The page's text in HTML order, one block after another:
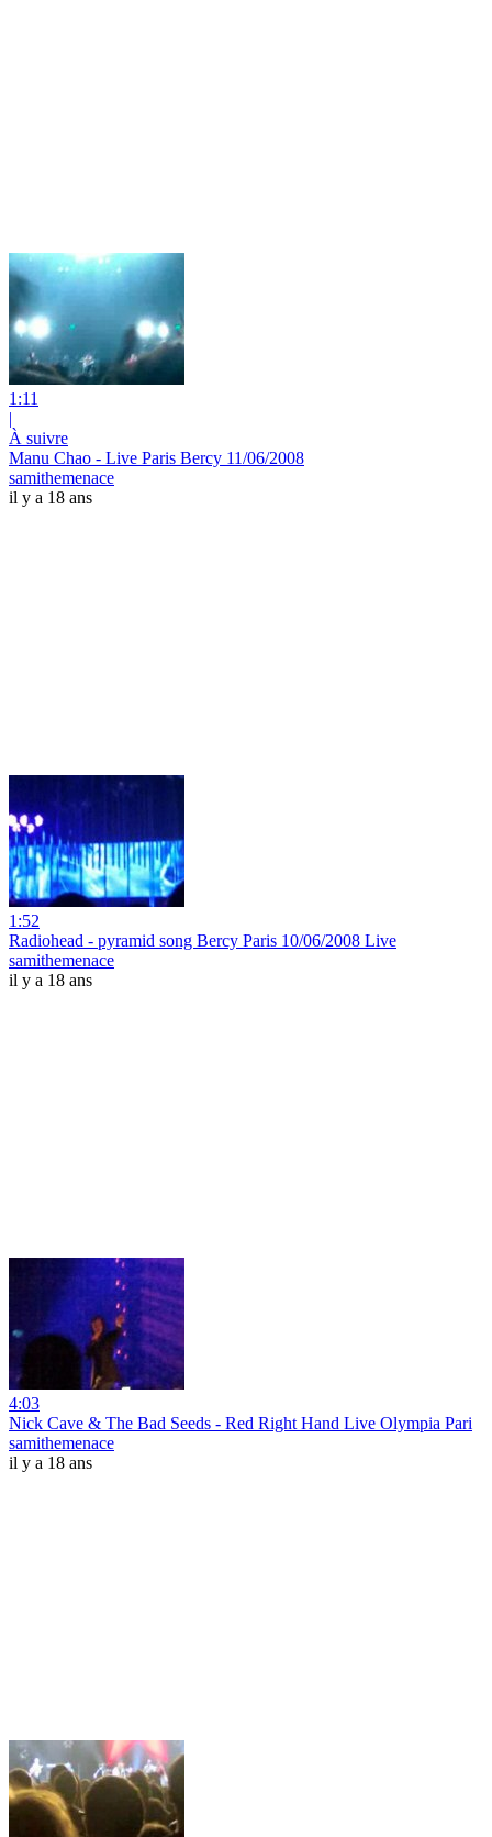
1:11
|
À suivre
Manu Chao - Live Paris Bercy 11/06/2008
samithemenace
il y a 18 ans
1:52
Radiohead - pyramid song Bercy Paris 10/06/2008 Live
samithemenace
il y a 18 ans
4:03
Nick Cave & The Bad Seeds - Red Right Hand Live Olympia Pari
samithemenace
il y a 18 ans